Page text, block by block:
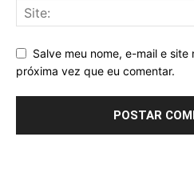
Salve meu nome, e-mail e
próxima vez que eu comentar.